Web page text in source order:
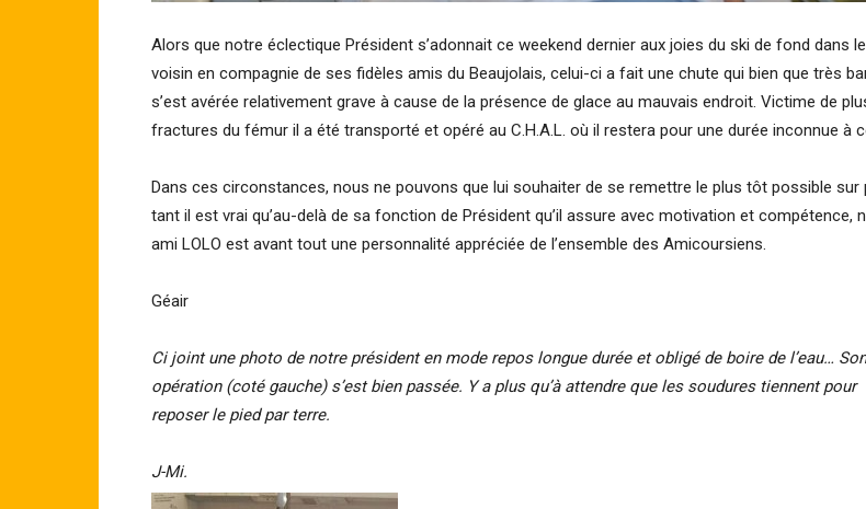
Alors que notre éclectique Président s’adonnait ce weekend dernier aux joies du ski de fond dans
voisin en compagnie de ses fidèles amis du Beaujolais, celui-ci a fait une chute qui bien que très
s’est avérée relativement grave à cause de la présence de glace au mauvais endroit. Victime de
fractures du fémur il a été transporté et opéré au C.H.A.L. où il restera pour une durée inconnue à
Dans ces circonstances, nous ne pouvons que lui souhaiter de se remettre le plus tôt possible sur
tant il est vrai qu’au-delà de sa fonction de Président qu’il assure avec motivation et compétence,
ami LOLO est avant tout une personnalité appréciée de l’ensemble des Amicoursiens.
Géair
Ci joint une photo de notre président en mode repos longue durée et obligé de boire de l’eau… Son
opération (coté gauche) s’est bien passée. Y a plus qu’à attendre que les soudures tiennent pour
reposer le pied par terre.
J-Mi.